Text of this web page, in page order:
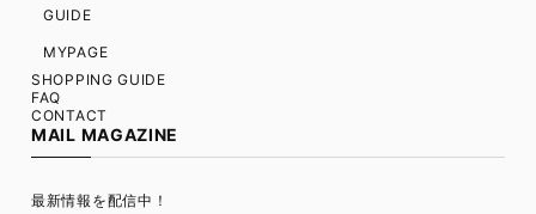
GUIDE
MYPAGE
SHOPPING GUIDE
FAQ
CONTACT
MAIL MAGAZINE
最新情報を配信中！